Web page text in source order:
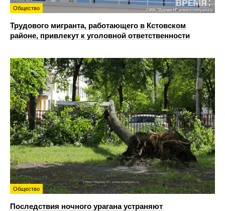
Общество
Трудового мигранта, работающего в Кстовском
районе, привлекут к уголовной ответственности
Общество
Последствия ночного урагана устраняют